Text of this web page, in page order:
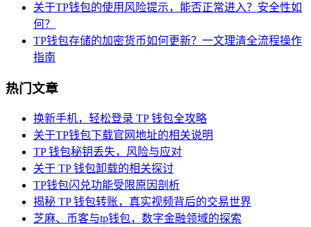
关于TP钱包的使用风险提示，能否正常进入？安全性如
何？
TP钱包存储的加密货币如何更新？一文理清全流程操作
指南
热门文章
换新手机，轻松登录 TP 钱包全攻略
关于TP钱包下载官网地址的相关说明
TP 钱包秘钥丢失，风险与应对
关于 TP 钱包卸载的相关探讨
TP钱包闪兑功能受限原因剖析
揭秘 TP 钱包转账，真实视频背后的交易世界
芝麻、币客与tp钱包，数字金融领域的探索